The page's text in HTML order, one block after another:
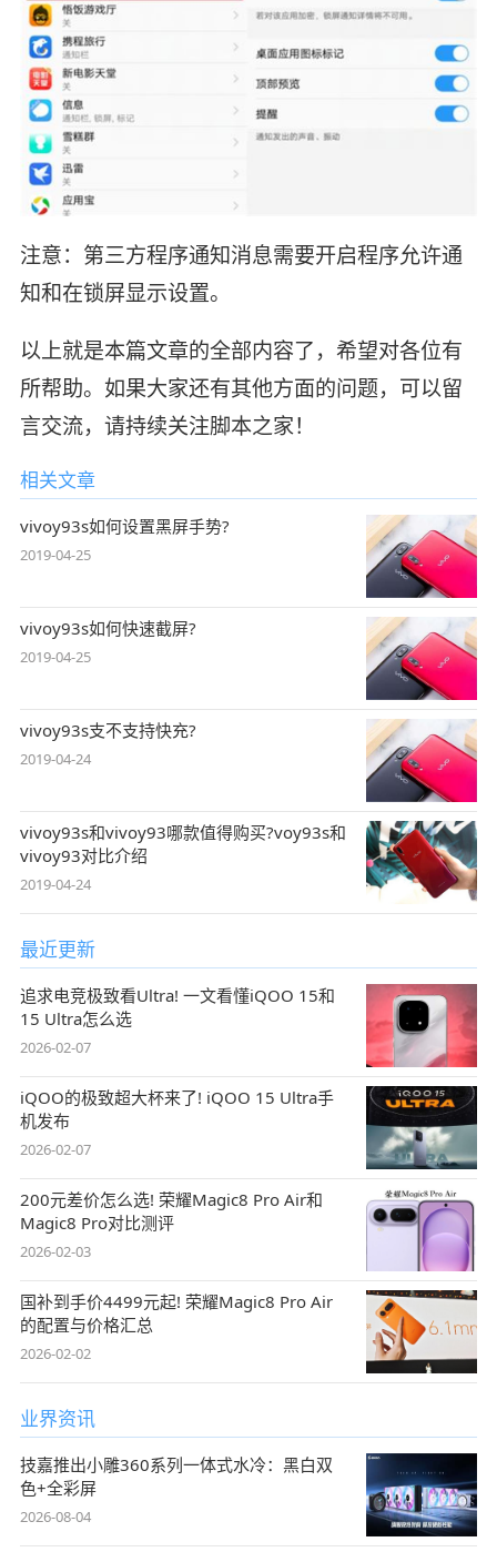
注意：第三方程序通知消息需要开启程序允许通
知和在锁屏显示设置。
以上就是本篇文章的全部内容了，希望对各位有
所帮助。如果大家还有其他方面的问题，可以留
言交流，请持续关注脚本之家！
相关文章
vivoy93s如何设置黑屏手势?
2019-04-25
vivoy93s如何快速截屏?
2019-04-25
vivoy93s支不支持快充?
2019-04-24
vivoy93s和vivoy93哪款值得购买?voy93s和
vivoy93对比介绍
2019-04-24
最近更新
追求电竞极致看Ultra! 一文看懂iQOO 15和
15 Ultra怎么选
2026-02-07
iQOO的极致超大杯来了! iQOO 15 Ultra手
机发布
2026-02-07
200元差价怎么选! 荣耀Magic8 Pro Air和
Magic8 Pro对比测评
2026-02-03
国补到手价4499元起! 荣耀Magic8 Pro Air
的配置与价格汇总
2026-02-02
业界资讯
技嘉推出小雕360系列一体式水冷：黑白双
色+全彩屏
2026-08-04